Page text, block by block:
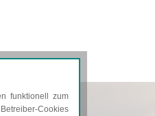
funktionell zum
Cookies